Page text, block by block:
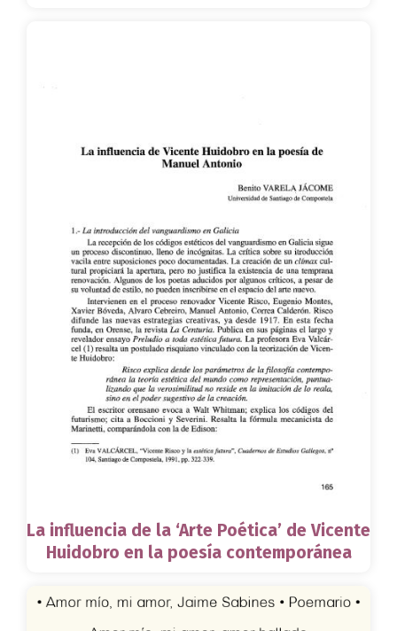
La influencia de la ‘Arte Poética’ de Vicente
Huidobro en la poesía contemporánea